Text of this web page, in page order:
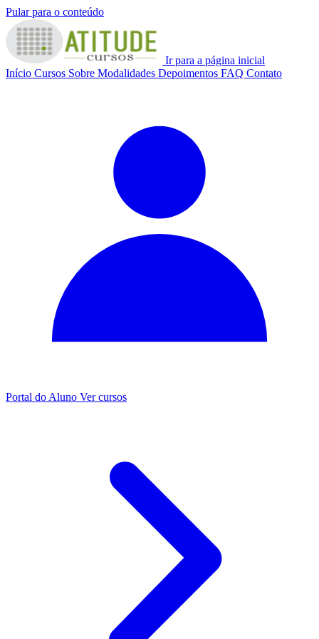
Pular para o conteúdo
Ir para a página inicial
Início Cursos Sobre Modalidades Depoimentos FAQ Contato
Portal do Aluno Ver cursos